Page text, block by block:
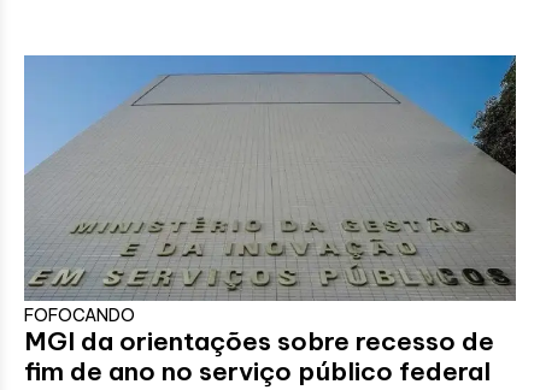
FOFOCANDO
MGI da orientações sobre recesso de
fim de ano no serviço público federal